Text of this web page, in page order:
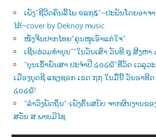
ເພັງ”ຊີວີດຄົນລີ້ໄພ ໑໙໗໕”~ປະພັນໂດຍອາຈ
ໄຕ້~cover by Deknoy music
ໜັງຈີນປາກໄທຍ”ຄຸນໜູເອົາແຕ່ໃຈ”
ເຊີນຮ່ວມທຳບຸນ””ໃນວັນເສົາ ວັນທີ ໘ ສີງຫາ
“ບຸນເຂົ້າພັນສາ ປະຈຳປີ ໒໐໒໖”ທີ່ວັດ ເວລຸວ
ເມືອງບຸດຊີ ແຊງຊອກ ເຂດ ໗໗ ໃນມື້ນີ້ ວັນອາທີ
໒໐໒໖!
“ລຳວົງພັດຖິ່ນ“-ເພັງຕົ້ນສບັບ ຈາກຜົນງານຂອ
ສວັນ ສ.ພາບມີໄຊ